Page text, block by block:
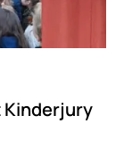
Kinderjury